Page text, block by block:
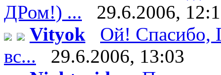
ДРом!) ...
29.6.2006,
Vityok
Ой! Спасибо,
вс...
29.6.2006, 13:03